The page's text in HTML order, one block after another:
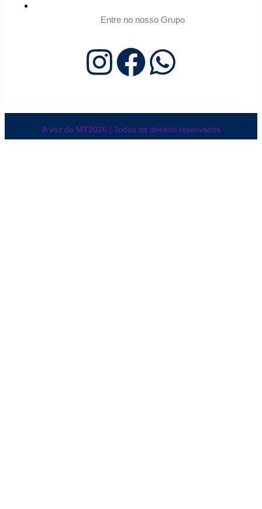
Entre no nosso Grupo
A voz do MT2026 | Todos os direitos reservados